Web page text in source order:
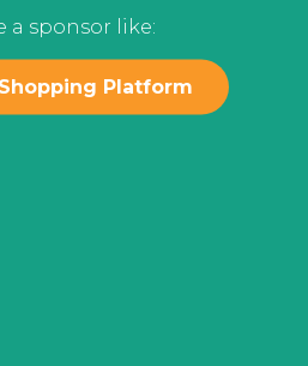
a sponsor like:
Platform